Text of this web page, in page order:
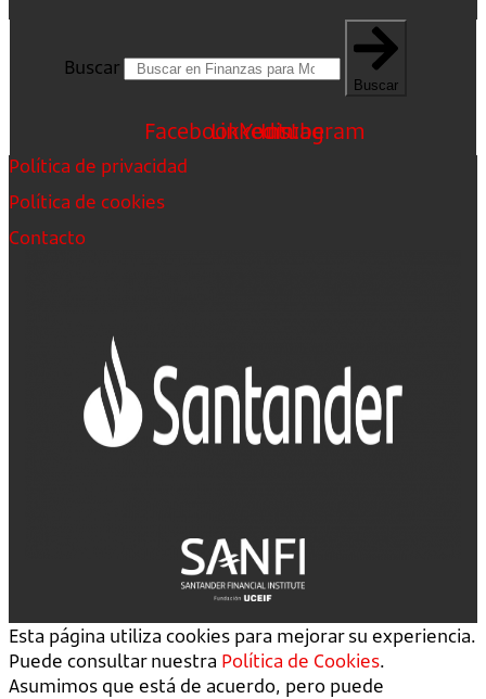
Buscar
Buscar
FacebookLinkedin
Youtube
Instagram
Política de privacidad
Política de cookies
Contacto
Esta página utiliza cookies para mejorar su experiencia.
Puede consultar nuestra Política de Cookies.
Asumimos que está de acuerdo, pero puede